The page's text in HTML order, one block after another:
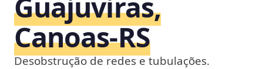
Canoas‑RS
Desobstrução de redes e tubulações.